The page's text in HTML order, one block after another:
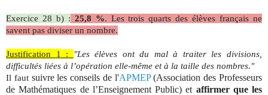
Exercice 28 b) : 25,8 %. Les trois quarts des élèves français ne
savent pas diviser un nombre.
Justification 1 :
"Les élèves ont du mal à traiter les divisions,
difficultés liées à l’opération elle-même et à la taille des nombres."
Il faut suivre les conseils de l'APMEP(Association des Professeurs
de Mathématiques de l’Enseignement Public) et affirmer que les